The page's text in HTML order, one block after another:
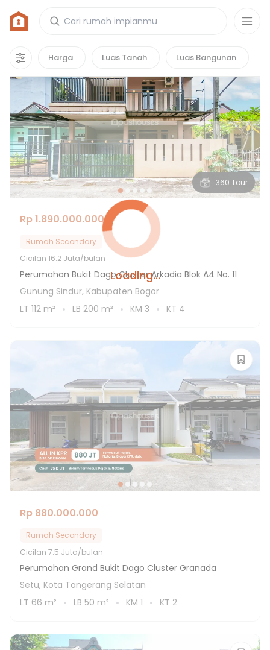
Harga Luas Tanah Luas Bangunan
Loading...
Rumah di Perumahan Grand Bukit Dago
38properti
360 Tour
Hot Deals
Rp 1.890.000.000
Rumah Secondary
Cicilan 16.2 Juta/bulan
Perumahan Bukit Dago Cluster Arkadia Blok A4 No. 11
Gunung Sindur, Kabupaten Bogor
LT 112 m² LB 200 m² KM 3 KT 4
Rp 880.000.000
Rumah Secondary
Cicilan 7.5 Juta/bulan
Perumahan Grand Bukit Dago Cluster Granada
Setu, Kota Tangerang Selatan
LT 66 m² LB 50 m² KM 1 KT 2